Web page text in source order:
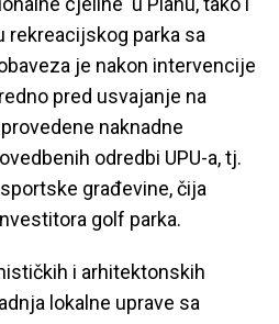
rekreacijskog parka sa
je nakon intervencije
pred usvajanje na
naknadne
odredbi UPU-a, tj.
građevine, čija
golf parka.
i arhitektonskih
lokalne uprave sa